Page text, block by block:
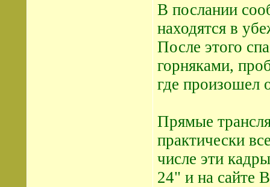
В послании
находятся в
После этого
горняками,
где произошел
Прямые
практически
числе эти
24" и на сайте